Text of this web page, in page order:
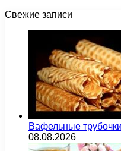
Свежие записи
Вафельные
08.08.2026